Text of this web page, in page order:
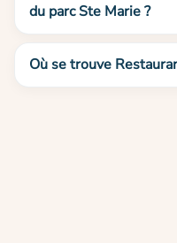
du parc Ste Marie ?
Où se trouve